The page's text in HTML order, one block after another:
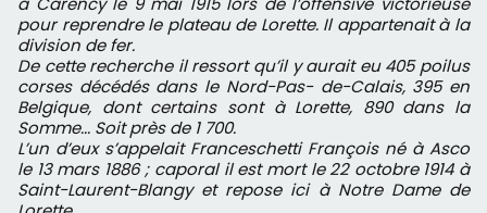
pour reprendre le plateau de Lorette. Il appartenait à la
division de fer.
De cette recherche il ressort qu’il y aurait eu 405 poilus
corses décédés dans le Nord-Pas- de-Calais, 395 en
Belgique, dont certains sont à Lorette, 890 dans la
Somme... Soit près de 1 700.
L’un d’eux s’appelait Franceschetti François né à Asco
le 13 mars 1886 ; caporal il est mort le 22 octobre 1914 à
Saint-Laurent-Blangy et repose ici à Notre Dame de